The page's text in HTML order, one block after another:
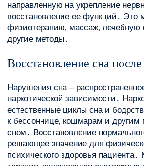
направленную на укрепление
восстановление ее функций․ Это
физиотерапию‚ массаж‚ лечебную
другие методы․
Восстановление сна после
Нарушения сна –
наркотической зависимости․
естественные циклы сна и
к бессоннице‚ кошмарам и другим
сном․ Восстановление
решающее значение для
психического здоровья пациента․